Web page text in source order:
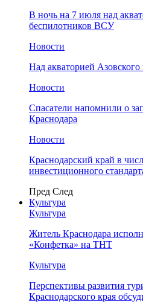
В ночь на 7 июля над
беспилотников ВСУ
Новости
Над акваторией
Новости
Спасатели напомнили о
Краснодара
Новости
Краснодарский край в
инвестиционного
Пред След
Культура
Культура
Житель Краснодара
«Конфетка» на ТНТ
Культура
Перспективы развития
Краснодарского края